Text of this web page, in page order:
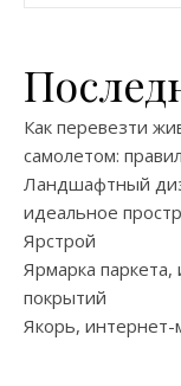
Как перевезти
самолетом:
Ландшафтный
идеальное
Ярстрой
Ярмарка
покрытий
Якорь, интернет-